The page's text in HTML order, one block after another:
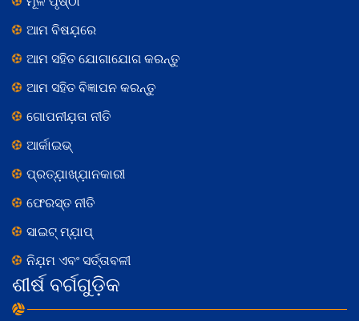
ଆମ ବିଷଯ଼ରେ
ଆମ ସହିତ ଯୋଗାଯୋଗ କରନ୍ତୁ
ଆମ ସହିତ ବିଜ୍ଞାପନ କରନ୍ତୁ
ଗୋପନୀଯ଼ତା ନୀତି
ଆର୍କାଇଭ୍
ପ୍ରତ୍ଯ଼ାଖ୍ଯ଼ାନକାରୀ
ଫେରସ୍ତ ନୀତି
ସାଇଟ୍ ମ୍ଯ଼ାପ୍
ନିଯ଼ମ ଏବଂ ସର୍ତ୍ତାବଳୀ
ଶୀର୍ଷ ବର୍ଗଗୁଡ଼ିକ